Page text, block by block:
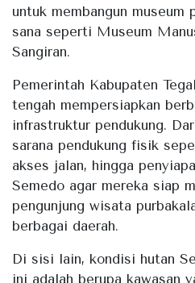
untuk membangun museum
sana seperti Museum
Sangiran.
Pemerintah Kabupaten
tengah mempersiapkan
infrastruktur pendukung.
sarana pendukung fisik
akses jalan, hingga
Semedo agar mereka siap
pengunjung wisata
berbagai daerah.
Di sisi lain, kondisi hutan
ini adalah berupa kawasan